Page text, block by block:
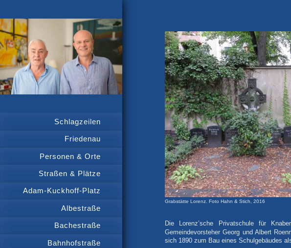
Schlagzeilen
Friedenau
Personen & Orte
Straßen & Plätze
Adam-Kuckhoff-Platz
Albestraße
Bachestraße
Bahnhofstraße
Grabstätte Lorenz. Foto Hahn & Stich, 2016
Die Lorenz’sche Privatschule für
Gemeindevorsteher Georg und Albert
sich 1890 zum Bau eines Schulgebäudes